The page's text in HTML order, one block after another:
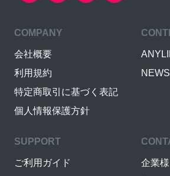
COMPANY
会社概要
利用規約
特定商取引に基づく表記
個人情報保護方針
NEWS
SUPPORT
ご利用ガイド
企業